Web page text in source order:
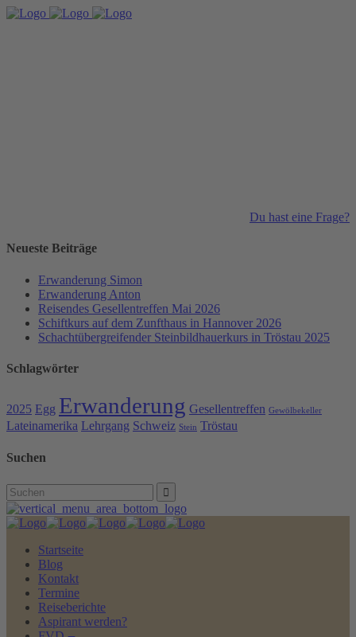
Du hast eine Frage?
Neueste Beiträge
Erwanderung Simon
Erwanderung Anton
Reisendes Gesellentreffen Mai 2026
Schiftkurs auf dem Zunfthaus in Hannover 2026
Schachtübergreifender Steinbildhauerkurs in Tröstau 2025
Schlagwörter
2025 Egg Erwanderung Gesellentreffen Gewölbekeller
Lateinamerika Lehrgang Schweiz Stein Tröstau
Suchen
Search
for:
Startseite
Blog
Kontakt
Termine
Reiseberichte
Aspirant werden?